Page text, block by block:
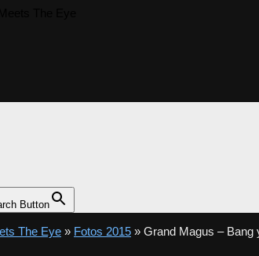
Button
The Eye » Fotos 2015 » Grand Magus – Bang